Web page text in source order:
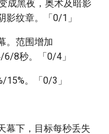
成黑夜，奥术及暗影
影纹章。「0/1」
。范围增加
8秒。「0/4」
15%。「0/3」
幕下，目标每秒丢失